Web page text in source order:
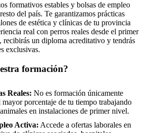
formativos estables y bolsas de empleo
del país. Te garantizamos prácticas
de estética y clínicas de tu provincia
real con perros reales desde el primer
un diploma acreditativo y tendrás
exclusivas.
formación?
Reales: No es formación únicamente
mayor porcentaje de tu tiempo trabajando
en instalaciones de primer nivel.
Activa: Accede a ofertas laborales en